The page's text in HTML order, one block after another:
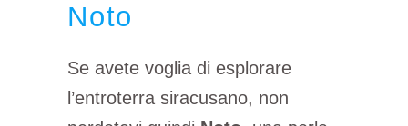
Noto
Se avete voglia di esplorare
l’entroterra siracusano, non